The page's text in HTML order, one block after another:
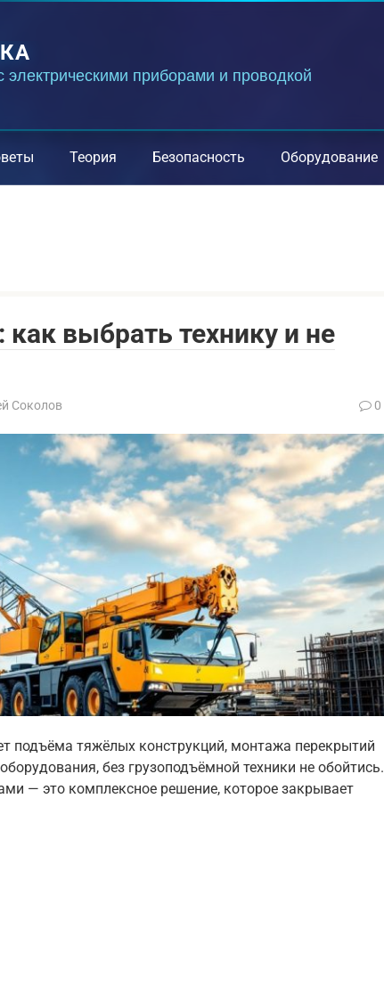
электрическими приборами и проводкой
Теория Безопасность Оборудование
выбрать технику и не
Соколов 0
подъёма тяжёлых конструкций, монтажа перекрытий
без грузоподъёмной техники не обойтись.
— это комплексное решение, которое закрывает